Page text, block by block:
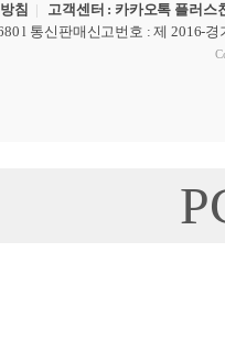
침 | 고객센터 : 카카오톡 플러스
l 통신판매신고번호 : 제 2016-